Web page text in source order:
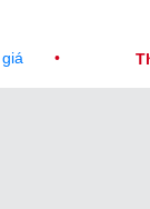
Chính Đằng Sau